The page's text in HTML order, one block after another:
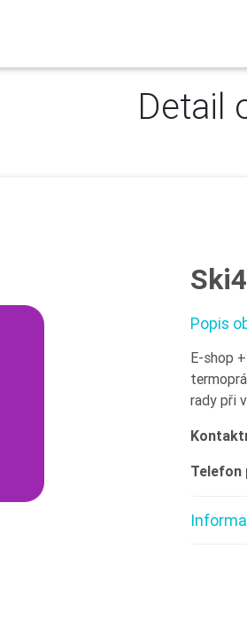
Detail
Popis
E-shop
rady při
Telefon